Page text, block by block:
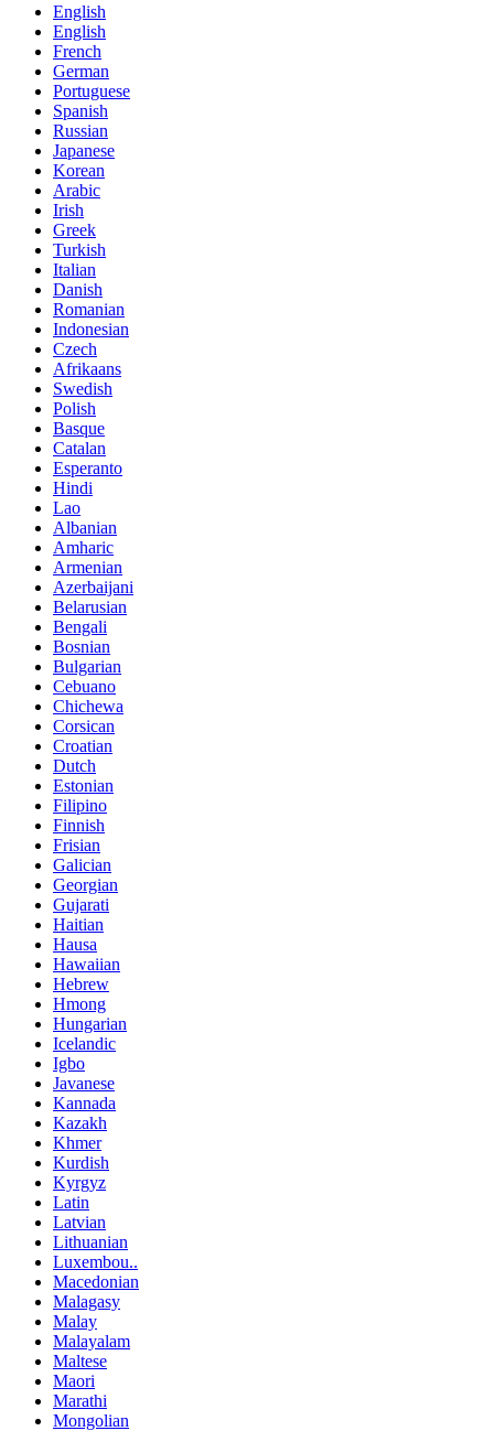
English
English
French
German
Portuguese
Spanish
Russian
Japanese
Korean
Arabic
Irish
Greek
Turkish
Italian
Danish
Romanian
Indonesian
Czech
Afrikaans
Swedish
Polish
Basque
Catalan
Esperanto
Hindi
Lao
Albanian
Amharic
Armenian
Azerbaijani
Belarusian
Bengali
Bosnian
Bulgarian
Cebuano
Chichewa
Corsican
Croatian
Dutch
Estonian
Filipino
Finnish
Frisian
Galician
Georgian
Gujarati
Haitian
Hausa
Hawaiian
Hebrew
Hmong
Hungarian
Icelandic
Igbo
Javanese
Kannada
Kazakh
Khmer
Kurdish
Kyrgyz
Latin
Latvian
Lithuanian
Luxembou..
Macedonian
Malagasy
Malay
Malayalam
Maltese
Maori
Marathi
Mongolian